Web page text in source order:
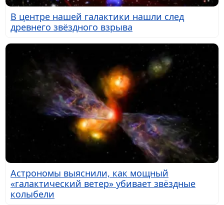
В центре нашей галактики нашли след
древнего звёздного взрыва
Астрономы выяснили, как мощный
«галактический ветер» убивает звёздные
колыбели